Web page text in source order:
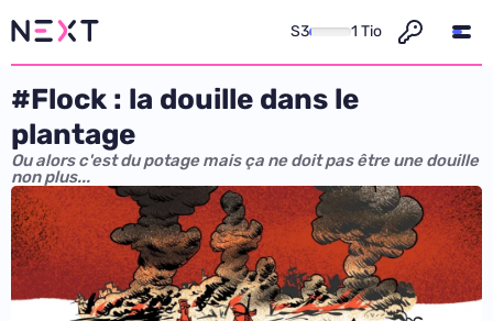
S3 1 Tio
#Flock : la douille dans le
plantage
Ou alors c'est du potage mais ça ne doit pas être une douille
non plus...